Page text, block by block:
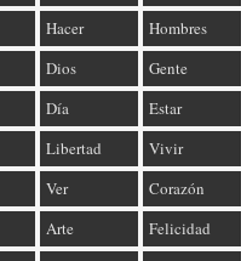
Hacer Hombres
Dios Gente
Día Estar
Libertad Vivir
Ver Corazón
Arte Felicidad